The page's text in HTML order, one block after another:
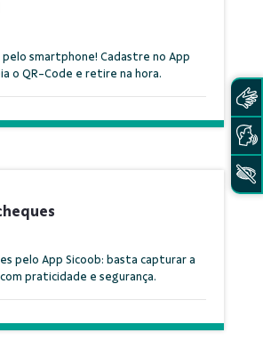
pelo smartphone! Cadastre no App
o QR-Code e retire na hora.
pelo App Sicoob: basta capturar a
praticidade e segurança.